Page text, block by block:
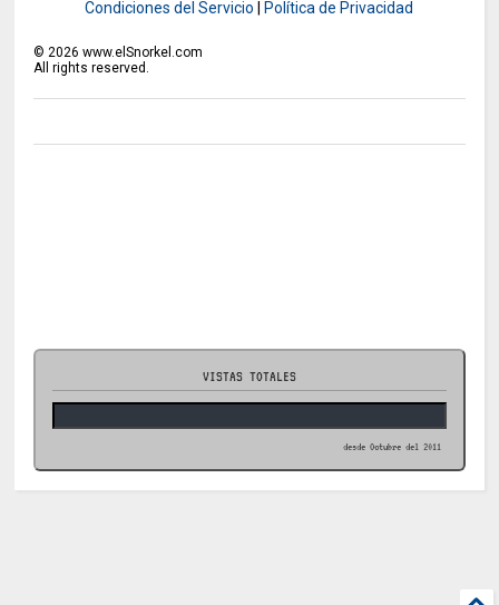
Condiciones del Servicio Política de Privacidad
© 2026 www.elSnorkel.com
All rights reserved.
VISTAS TOTALES
desde Octubre del 2011